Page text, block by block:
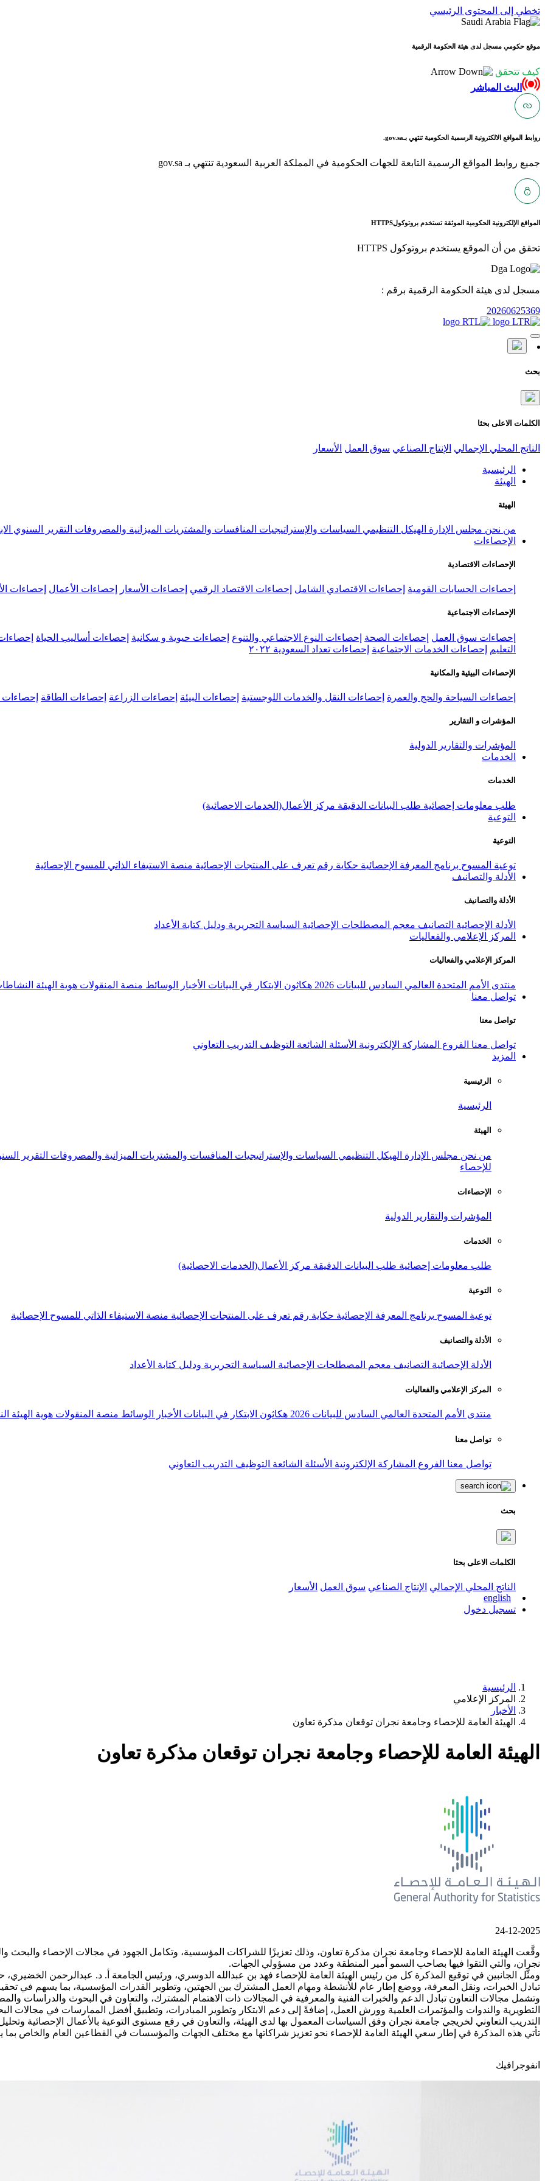
تخطي إلى المحتوى الرئيسي
موقع حكومي مسجل لدى هيئة الحكومة الرقمية
كيف تتحقق
البث المباشر
روابط المواقع الالكترونية الرسمية الحكومية تنتهي بـgov.sa.
جميع روابط المواقع الرسمية التابعة للجهات الحكومية في المملكة العربية السعودية تنتهي بـ gov.sa
المواقع الإلكترونية الحكومية الموثقة تستخدم بروتوكولHTTPS
تحقق من أن الموقع يستخدم بروتوكول HTTPS
مسجل لدى هيئة الحكومة الرقمية برقم :
20260625369
بحث
الكلمات الاعلى بحثا
الناتج المحلي الإجمالي الإنتاج الصناعي سوق العمل الأسعار
الرئيسية
الهيئة
الهيئة
من نحن مجلس الإدارة الهيكل التنظيمي السياسات والإستراتيجيات المنافسات والمشتريات الميزانية والمصروفات التقرير السنوي
الإحصاءات
الإحصاءات الاقتصادية
إحصاءات الحسابات القومية إحصاءات الاقتصادي الشامل إحصاءات الاقتصاد الرقمي إحصاءات الأسعار إحصاءات الأعمال إحصاءات
الإحصاءات الاجتماعية
إحصاءات سوق العمل إحصاءات الصحة إحصاءات النوع الاجتماعي والتنوع إحصاءات حيوية و سكانية إحصاءات أساليب الحياة
التعليم
إحصاءات الخدمات الاجتماعية إحصاءات تعداد السعودية ٢٠٢٢
الإحصاءات البيئية والمكانية
إحصاءات السياحة والحج والعمرة إحصاءات النقل والخدمات اللوجستية إحصاءات البيئة إحصاءات الزراعة إحصاءات الطاقة إحصاءات
المؤشرات و التقارير
المؤشرات والتقارير الدولية
الخدمات
الخدمات
طلب معلومات إحصائية طلب البيانات الدقيقة مركز الأعمال(الخدمات الاحصائية)
التوعية
التوعية
توعية المسوح برنامج المعرفة الإحصائية حكاية رقم تعرف على المنتجات الإحصائية منصة الاستيفاء الذاتي للمسوح الإحصائية
الأدلة والتصانيف
الأدلة والتصانيف
الأدلة الإحصائية التصانيف معجم المصطلحات الإحصائية السياسة التحريرية ودليل كتابة الأعداد
المركز الإعلامي والفعاليات
المركز الإعلامي والفعاليات
منتدى الأمم المتحدة العالمي السادس للبيانات 2026 هكاثون الابتكار في البيانات الأخبار الوسائط منصة المنقولات هوية الهيئة
تواصل معنا
تواصل معنا
تواصل معنا الفروع المشاركة الإلكترونية الأسئلة الشائعة التوظيف التدريب التعاوني
المزيد
الرئيسية
الرئيسية
الهيئة
من نحن مجلس الإدارة الهيكل التنظيمي السياسات والإستراتيجيات المنافسات والمشتريات الميزانية والمصروفات التقرير
للإحصاء
الإحصاءات
المؤشرات والتقارير الدولية
الخدمات
طلب معلومات إحصائية طلب البيانات الدقيقة مركز الأعمال(الخدمات الاحصائية)
التوعية
توعية المسوح برنامج المعرفة الإحصائية حكاية رقم تعرف على المنتجات الإحصائية منصة الاستيفاء الذاتي للمسوح الإحصائية
الأدلة والتصانيف
الأدلة الإحصائية التصانيف معجم المصطلحات الإحصائية السياسة التحريرية ودليل كتابة الأعداد
المركز الإعلامي والفعاليات
منتدى الأمم المتحدة العالمي السادس للبيانات 2026 هكاثون الابتكار في البيانات الأخبار الوسائط منصة المنقولات هوية الهيئة
تواصل معنا
تواصل معنا الفروع المشاركة الإلكترونية الأسئلة الشائعة التوظيف التدريب التعاوني
بحث
الكلمات الاعلى بحثا
الناتج المحلي الإجمالي الإنتاج الصناعي سوق العمل الأسعار
english
تسجيل دخول
الرئيسية
المركز الإعلامي
الأخبار
الهيئة العامة للإحصاء وجامعة نجران توقعان مذكرة تعاون
الهيئة العامة للإحصاء وجامعة نجران توقعان مذكرة تعاون
24-12-2025
وقَّعت الهيئة العامة للإحصاء وجامعة نجران مذكرة تعاون، وذلك تعزيزًا للشراكات المؤسسية، وتكامل الجهود في مجالات الإحصاء والبحث
نجران، والتي التقوا فيها بصاحب السمو أمير المنطقة وعدد من مسؤولي الجهات.
ومثَّل الجانبين في توقيع المذكرة كل من رئيس الهيئة العامة للإحصاء فهد بن عبدالله الدوسري، ورئيس الجامعة أ. د. عبدالرحمن
تبادل الخبرات، ونقل المعرفة، ووضع إطار عام للأنشطة ومهام العمل المشترك بين الجهتين، وتطوير القدرات المؤسسية، بما يسهم في
وتشمل مجالات التعاون تبادل الدعم والخبرات الفنية والمعرفية في المجالات ذات الاهتمام المشترك، والتعاون في البحوث والدراسات
التطويرية والندوات والمؤتمرات العلمية وورش العمل، إضافةً إلى دعم الابتكار وتطوير المبادرات، وتطبيق أفضل الممارسات في مجالات
التدريب التعاوني لخريجي جامعة نجران وفق السياسات المعمول بها لدى الهيئة، والتعاون في رفع مستوى التوعية بالأعمال الإحصائية وتحليل
تأتي هذه المذكرة في إطار سعي الهيئة العامة للإحصاء نحو تعزيز شراكاتها مع مختلف الجهات والمؤسسات في القطاعين العام والخاص
انفوجرافيك